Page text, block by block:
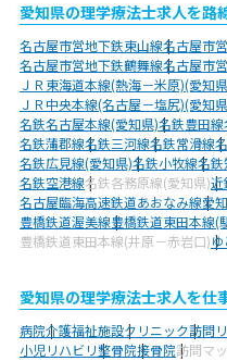
愛知県の理学療法士求人を路
名古屋市営地下鉄東山線名古屋市
名古屋市営地下鉄鶴舞線名古屋市
ＪＲ東海道本線(熱海－米原)(愛知
ＪＲ中央本線(名古屋－塩尻)(愛知
名鉄名古屋本線(愛知県)名鉄豊田線
名鉄蒲郡線名鉄三河線名鉄常滑線
名鉄広見線(愛知県)名鉄小牧線名鉄
名鉄空港線名鉄各務原線(愛知県)近
名古屋臨海高速鉄道あおなみ線愛
豊橋鉄道渥美線豊橋鉄道東田本線(
豊橋鉄道東田本線(井原－赤岩口)
愛知県の理学療法士求人を仕
病院介護福祉施設クリニック訪問
小児リハビリ整骨院接骨院訪問マ